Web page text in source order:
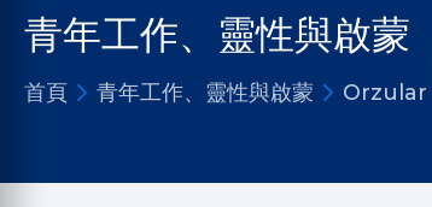
青年工作、靈性與啟蒙
首頁 青年工作、靈性與啟蒙